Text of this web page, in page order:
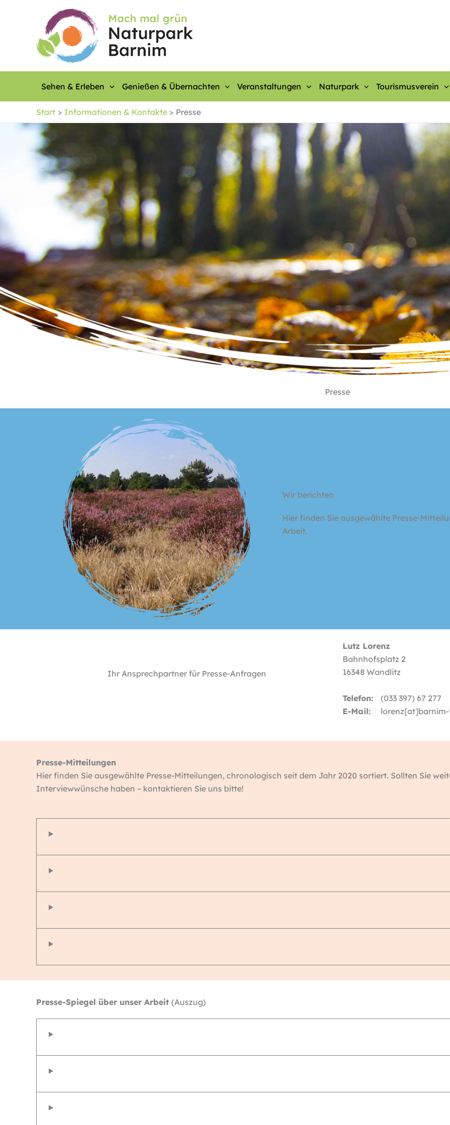
Sehen & Erleben Genießen & Übernachten Veranstaltungen Naturpark Tourismusverein
Start Informationen & Kontakte Presse
Presse
Wir berichten
Hier finden Sie ausgewählte Presse-
Arbeit.
Ihr Ansprechpartner für Presse-Anfragen
Lutz Lorenz
Bahnhofsplatz 2
16348 Wandlitz
Telefon: (033 397) 67 277
E-Mail: lorenz[at]barnim-
Presse-Mitteilungen
Hier finden Sie ausgewählte Presse-Mitteilungen, chronologisch seit dem Jahr 2020 sortiert. Sollten Sie
Interviewwünsche haben – kontaktieren Sie uns bitte!
Presse-Spiegel über unser Arbeit (Auszug)